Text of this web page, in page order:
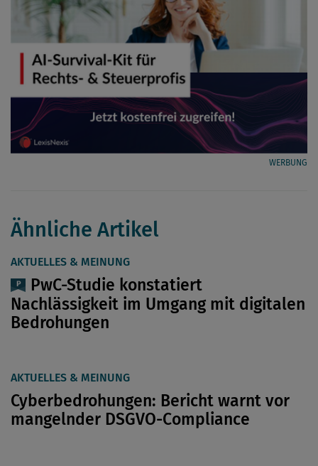
WERBUNG
Ähnliche Artikel
AKTUELLES & MEINUNG
PwC-Studie konstatiert
Nachlässigkeit im Umgang mit digitalen
Bedrohungen
AKTUELLES & MEINUNG
Cyberbedrohungen: Bericht warnt vor
mangelnder DSGVO-Compliance